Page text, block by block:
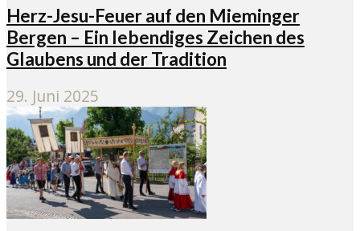
Herz-Jesu-Feuer auf den Mieminger
Bergen – Ein lebendiges Zeichen des
Glaubens und der Tradition
29. Juni 2025